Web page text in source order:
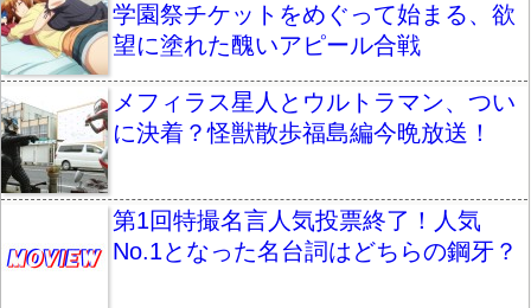
学園祭チケットをめぐって始まる、欲
望に塗れた醜いアピール合戦
メフィラス星人とウルトラマン、つい
に決着？怪獣散歩福島編今晩放送！
第1回特撮名言人気投票終了！人気
No.1となった名台詞はどちらの鋼牙？